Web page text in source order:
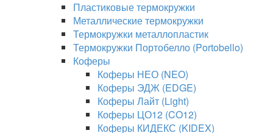
Пластиковые термокружки
Металлические термокружки
Термокружки металлопластик
Термокружки Портобелло (Portobello)
Коферы
Коферы НЕО (NEO)
Коферы ЭДЖ (EDGE)
Коферы Лайт (Light)
Коферы ЦО12 (CO12)
Коферы КИДЕКС (KIDEX)